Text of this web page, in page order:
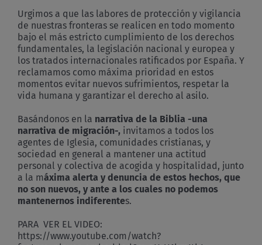
Urgimos a que las labores de protección y vigilancia
de nuestras fronteras se realicen en todo momento
bajo el más estricto cumplimiento de los derechos
fundamentales, la legislación nacional y europea y
los tratados internacionales ratificados por España. Y
reclamamos como máxima prioridad en estos
momentos evitar nuevos sufrimientos, respetar la
vida humana y garantizar el derecho al asilo.
Basándonos en la narrativa de la Biblia -una
narrativa de migración-, invitamos a todos los
agentes de Iglesia, comunidades cristianas, y
sociedad en general a mantener una actitud
personal y colectiva de acogida y hospitalidad, junto
a la máxima alerta y denuncia de estos hechos, que
no son nuevos, y ante a los cuales no podemos
mantenernos indiferentes.
PARA VER EL VIDEO:
https://www.youtube.com/watch?